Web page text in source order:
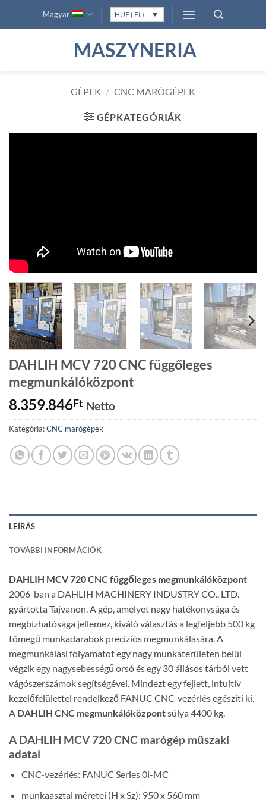
Magyar HUF ( Ft )
MASZYNERIA
GÉPEK / CNC MARÓGÉPEK
GÉPKATEGÓRIÁK
DAHLIH MCV 720 CNC függőleges
megmunkálóközpont
8.359.846Ft Netto
Kategória:CNC marógépek
LEÍRÁS
TOVÁBBI INFORMÁCIÓK
DAHLIH MCV 720 CNC függőleges megmunkálóközpont
2006-ban a DAHLIH MACHINERY INDUSTRY CO., LTD.
gyártotta Tajvanon. A gép, amelyet nagy hatékonysága és
megbízhatósága jellemez, kiváló választás a legfeljebb 500 kg
tömegű munkadarabok precíziós megmunkálására. A
megmunkálási folyamatot egy nagy munkaterületen belül
végzik egy nagysebességű orsó és egy 30 állásos tárból vett
vágószerszámok segítségével. Mindezt egy fejlett, intuitív
kezelőfelülettel rendelkező FANUC CNC-vezérlés egészíti ki.
A DAHLIH CNC megmunkálóközpontsúlya 4400 kg.
A DAHLIH MCV 720 CNC marógép műszaki
adatai
CNC-vezérlés: FANUC Series 0i-MC
munkaasztal méretei (H x Sz): 950 x 560 mm